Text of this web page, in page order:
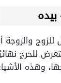
للزوج
للحرج
وهذه